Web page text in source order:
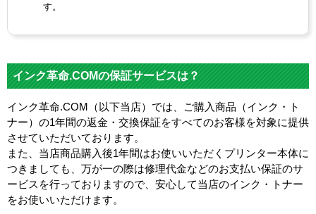
す。
インク革命.COMの保証サービスは？
インク革命.COM（以下当店）では、ご購入商品（インク・ト
ナー）の1年間の返金・交換保証をすべてのお客様を対象に提供
させていただいております。
また、当店商品購入後1年間はお使いいただくプリンター本体に
つきましても、万が一の際は修理代金などのお支払い保証のサ
ービスを行っておりますので、安心して当店のインク・トナー
をお使いいただけます。